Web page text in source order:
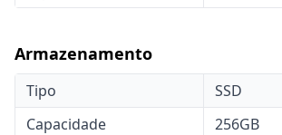
Armazenamento
Tipo
SSD
Capacidade
256GB